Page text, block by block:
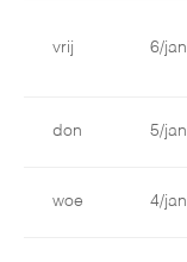
vrij 6/jan
don 5/jan
woe 4/jan